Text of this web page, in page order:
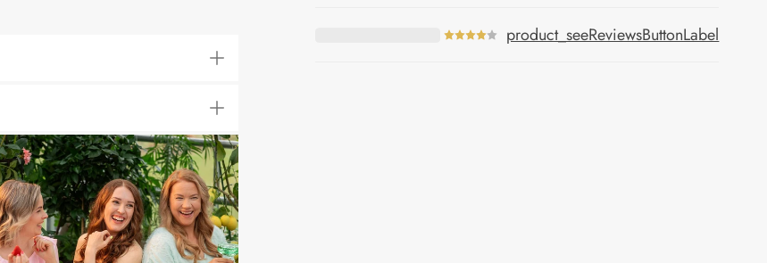
product_seeReviewsButtonLabel